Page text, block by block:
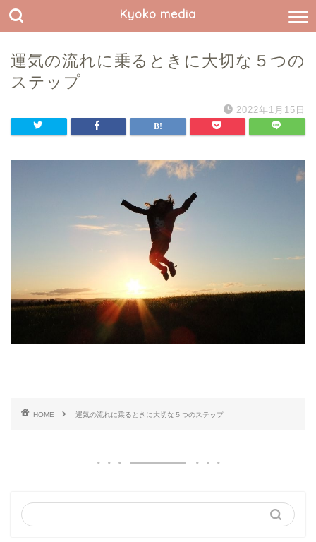
Kyoko media
運気の流れに乗るときに大切な５つの
ステップ
2022年1月15日
HOME 運気の流れに乗るときに大切な５つのステップ